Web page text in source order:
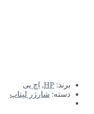
برند: HP
, اچ پی
دسته: شارژر لپتاپ